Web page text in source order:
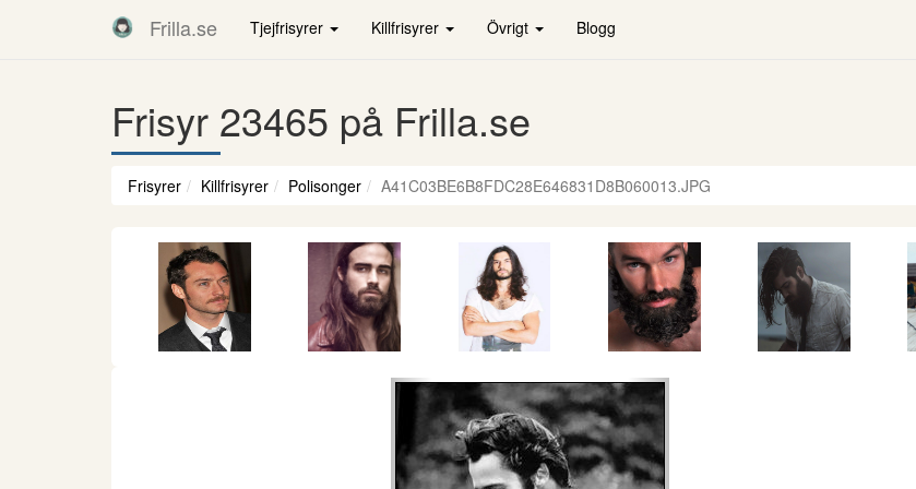
Frilla.se Tjejfrisyrer Killfrisyrer Övrigt Blogg
Frisyr 23465 på Frilla.se
Frisyrer Killfrisyrer Polisonger A41C03BE6B8FDC28E646831D8B060013.JPG
Föregående